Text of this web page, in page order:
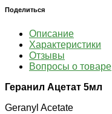
Поделиться
Описание
Характеристики
Отзывы
Вопросы о товаре
Геранил Ацетат 5мл
Geranyl Acetate